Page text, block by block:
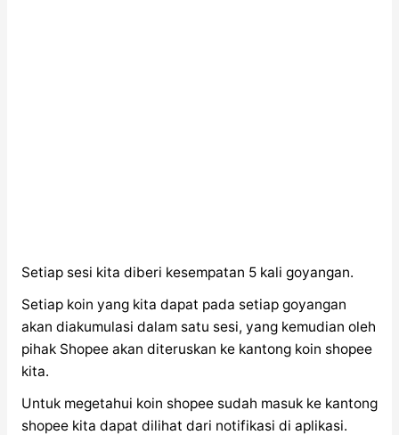
Setiap sesi kita diberi kesempatan 5 kali goyangan.
Setiap koin yang kita dapat pada setiap goyangan
akan diakumulasi dalam satu sesi, yang kemudian oleh
pihak Shopee akan diteruskan ke kantong koin shopee
kita.
Untuk megetahui koin shopee sudah masuk ke kantong
shopee kita dapat dilihat dari notifikasi di aplikasi.